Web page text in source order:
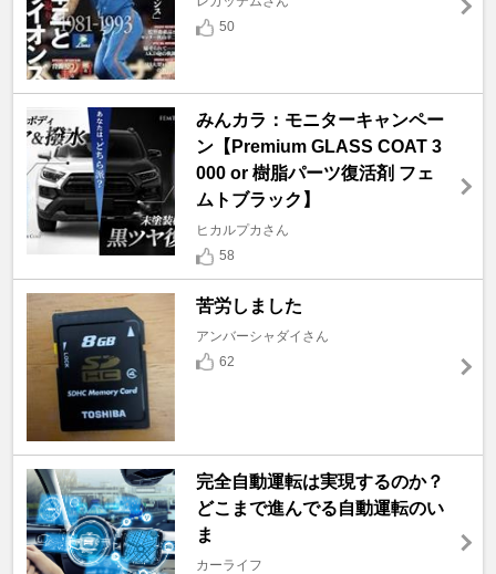
50
みんカラ：モニターキャンペー
ン【Premium GLASS COAT 3
000 or 樹脂パーツ復活剤 フェ
ムトブラック】
ヒカルプカさん
58
苦労しました
アンバーシャダイさん
62
完全自動運転は実現するのか？
どこまで進んでる自動運転のい
ま
カーライフ